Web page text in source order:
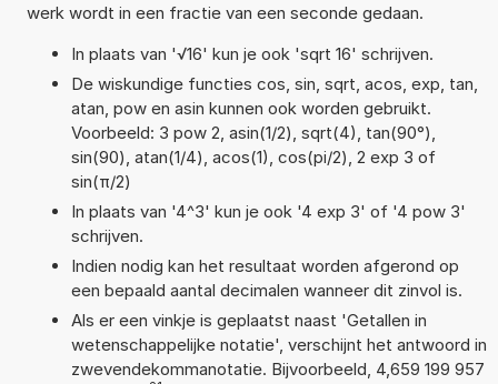
werk wordt in een fractie van een seconde gedaan.
In plaats van '√16' kun je ook 'sqrt 16' schrijven.
De wiskundige functies cos, sin, sqrt, acos, exp, tan,
atan, pow en asin kunnen ook worden gebruikt.
Voorbeeld: 3 pow 2, asin(1/2), sqrt(4), tan(90°),
sin(90), atan(1/4), acos(1), cos(pi/2), 2 exp 3 of
sin(π/2)
In plaats van '4^3' kun je ook '4 exp 3' of '4 pow 3'
schrijven.
Indien nodig kan het resultaat worden afgerond op
een bepaald aantal decimalen wanneer dit zinvol is.
Als er een vinkje is geplaatst naast 'Getallen in
wetenschappelijke notatie', verschijnt het antwoord in
zwevendekommanotatie. Bijvoorbeeld, 4,659 199 957